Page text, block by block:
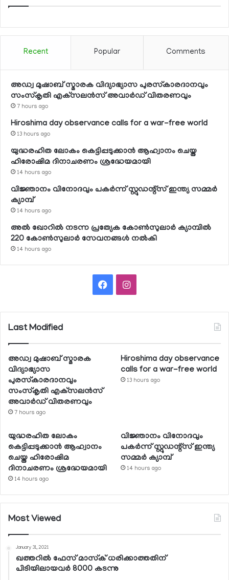
Recent Popular Comments
അഡ്വ മുഷാബ് സ്മാരക വിദ്യാഭ്യാസ പുരസ്‌കാരദാനവും
സംസ്‌കൃതി എക്‌സലന്‍സ് അവാര്‍ഡ് വിതരണവും
7 hours ago
Hiroshima day observance calls for a war-free world
13 hours ago
യുദ്ധരഹിത ലോകം കെട്ടിപ്പടുക്കാന്‍ ആഹ്വാനം ചെയ്ത
ഹിരോഷിമ ദിനാചരണം ശ്രദ്ധേയമായി
14 hours ago
വിജ്ഞാനം വിനോദവും പകര്‍ന്ന് സ്റ്റുഡന്റ്‌സ് ഇന്ത്യ സമ്മര്‍
ക്യാമ്പ്
14 hours ago
അല്‍ ഖോറില്‍ നടന്ന പ്രത്യേക കോണ്‍സുലാര്‍ ക്യാമ്പില്‍
220 കോണ്‍സുലാര്‍ സേവനങ്ങള്‍ നല്‍കി
14 hours ago
FacebookInstagram
Last Modified
അഡ്വ മുഷാബ് സ്മാരക
വിദ്യാഭ്യാസ
പുരസ്‌കാരദാനവും
സംസ്‌കൃതി എക്‌സലന്‍സ്
അവാര്‍ഡ് വിതരണവും
7 hours ago
Hiroshima day observance
calls for a war-free world
13 hours ago
യുദ്ധരഹിത ലോകം
കെട്ടിപ്പടുക്കാന്‍ ആഹ്വാനം
ചെയ്ത ഹിരോഷിമ
ദിനാചരണം ശ്രദ്ധേയമായി
14 hours ago
വിജ്ഞാനം വിനോദവും
പകര്‍ന്ന് സ്റ്റുഡന്റ്‌സ് ഇന്ത്യ
സമ്മര്‍ ക്യാമ്പ്
14 hours ago
Most Viewed
January 31, 2021
ഖത്തറില്‍ ഫേസ് മാസ്‌ക് ധരിക്കാത്തതിന്
പിടിയിലായവര്‍ 8000 കടന്നു